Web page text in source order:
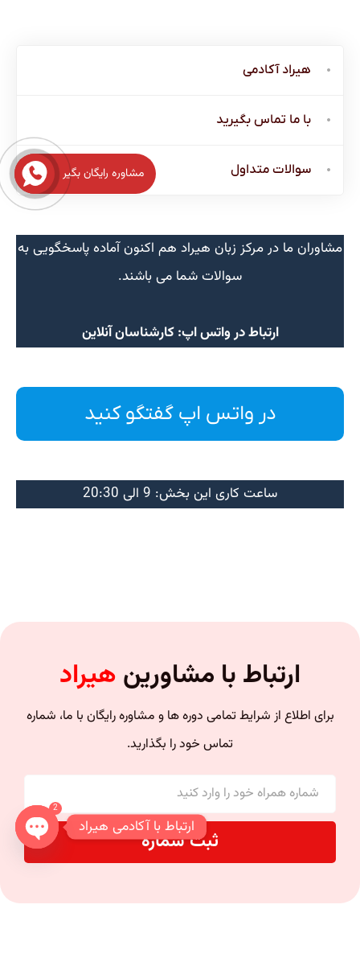
هیراد آکادمی
با ما تماس بگیرید
سوالات متداول
مشاوران ما در مرکز زبان هیراد هم اکنون آماده پاسخگویی به
سوالات شما می باشند.
ارتباط در واتس اپ: کارشناسان آنلاین
در واتس اپ گفتگو کنید
ساعت کاری این بخش: 9 الی 20:30
ارتباط با مشاورین هیراد
برای اطلاع از شرایط تمامی دوره ها و مشاوره رایگان با ما، شماره
تماس خود را بگذارید.
ثبت شماره
مشاوره رایگان بگیر
ارتباط با آکادمی هیراد
chaty
2